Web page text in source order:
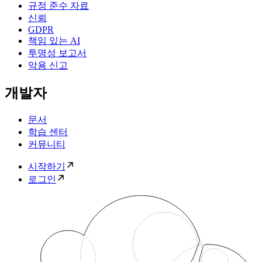
규정 준수 자료
신뢰
GDPR
책임 있는 AI
투명성 보고서
악용 신고
개발자
문서
학습 센터
커뮤니티
시작하기
로그인